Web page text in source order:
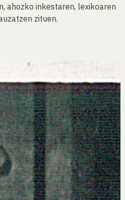
ahozko inkestaren, lexikoaren
zituen.